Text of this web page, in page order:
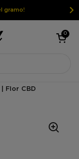
gramo!
Abrir la
0
| Flor CBD